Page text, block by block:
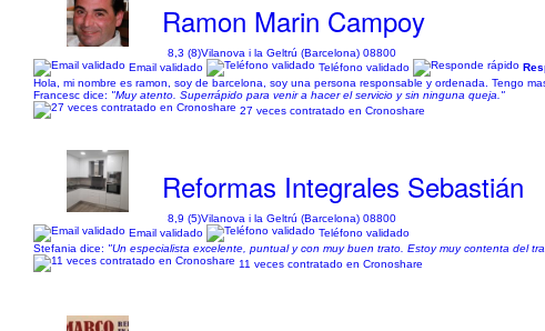
Ramon Marin Campoy
8,3 (8)Vilanova i la Geltrú (Barcelona) 08800
Email validado
Teléfono validado
Hola, mi nombre es ramon, soy de barcelona, soy una persona responsable y ordenada. Tengo
Francesc dice: "Muy atento. Superrápido para venir a hacer el servicio y sin ninguna queja."
27 veces contratado en Cronoshare
Reformas Integrales Sebastián
8,9 (5)Vilanova i la Geltrú (Barcelona) 08800
Email validado
Teléfono validado
Stefania dice: "Un especialista excelente, puntual y con muy buen trato. Estoy muy contenta del
11 veces contratado en Cronoshare